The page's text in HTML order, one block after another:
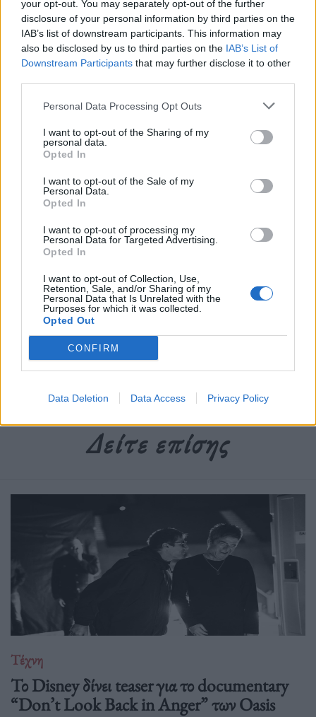
your opt-out. You may separately opt-out of the further
disclosure of your personal information by third parties on the
IAB’s list of downstream participants. This information may
also be disclosed by us to third parties on the IAB’s List of
Downstream Participants that may further disclose it to other
Personal Data Processing Opt Outs
I want to opt-out of the Sharing of my
personal data.
Opted In
I want to opt-out of the Sale of my
Personal Data.
Opted In
I want to opt-out of processing my
Personal Data for Targeted Advertising.
Opted In
I want to opt-out of Collection, Use,
Retention, Sale, and/or Sharing of my
Personal Data that Is Unrelated with the
Purposes for which it was collected.
Opted Out
CONFIRM
Data Deletion Data Access Privacy Policy
συνεργασία με τη δικηγορική εταιρεία Fieldfisher.
ΑΠΕ-ΜΠΕ
στο Google News
Newsroom
Ετικέτες :
,Χόλυγουντ
Δείτε επίσης
Τέχνη
Το Disney δίνει teaser για το documentary
“Don’t Look Back in Anger” των Oasis